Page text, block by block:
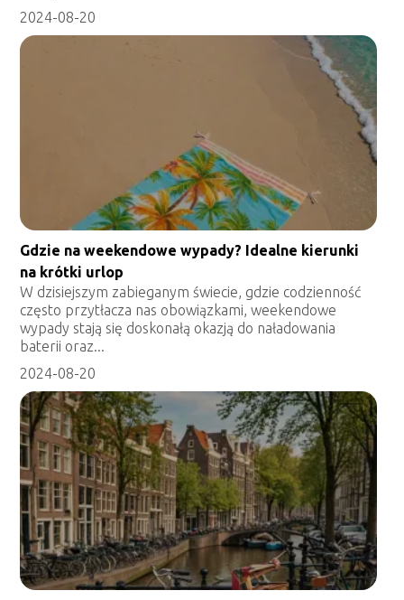
2024-08-20
Gdzie na weekendowe wypady? Idealne kierunki
na krótki urlop
W dzisiejszym zabieganym świecie, gdzie codzienność
często przytłacza nas obowiązkami, weekendowe
wypady stają się doskonałą okazją do naładowania
baterii oraz...
2024-08-20